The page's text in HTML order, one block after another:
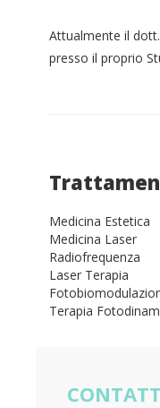
Attualmente il
presso il proprio
Medicina Estetica
Medicina Laser
Radiofrequenza
Laser Terapia
Terapia